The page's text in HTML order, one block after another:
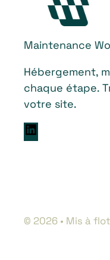
Maintenance
Hébergement,
chaque étape.
votre site.
I
© 2026 • Mis à